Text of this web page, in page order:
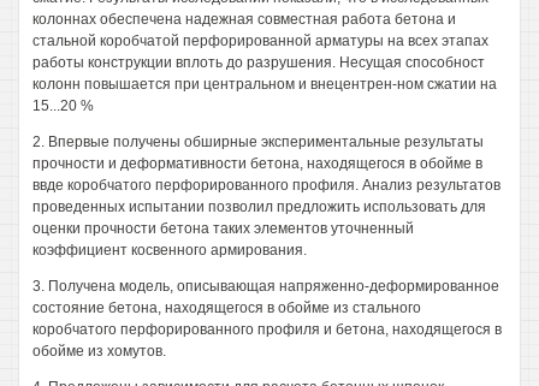
колоннах обеспечена надежная совместная работа бетона и
стальной коробчатой перфорированной арматуры на всех этапах
работы конструкции вплоть до разрушения. Несущая способност
колонн повышается при центральном и внецентрен-ном сжатии на
15...20 %
2. Впервые получены обширные экспериментальные результаты
прочности и деформативности бетона, находящегося в обойме в
ввде коробчатого перфорированного профиля. Анализ результатов
проведенных испытании позволил предложить использовать для
оценки прочности бетона таких элементов уточненный
коэффициент косвенного армирования.
3. Получена модель, описывающая напряженно-деформированное
состояние бетона, находящегося в обойме из стального
коробчатого перфорированного профиля и бетона, находящегося в
обойме из хомутов.